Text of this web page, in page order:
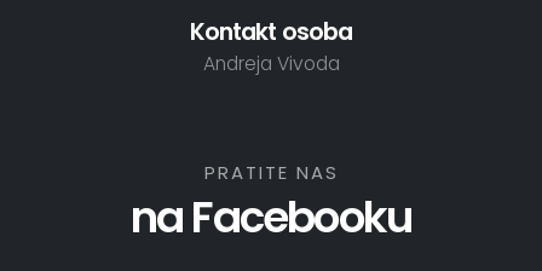
Kontakt osoba
Andreja Vivoda
PRATITE NAS
na Facebooku